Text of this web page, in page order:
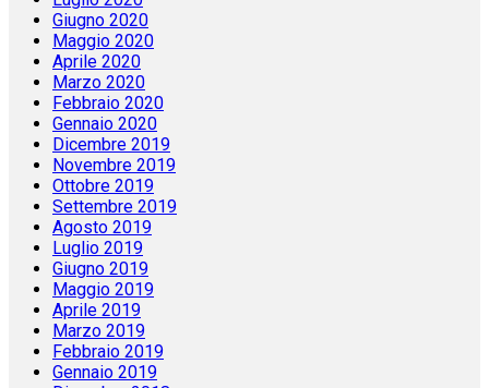
Giugno 2020
Maggio 2020
Aprile 2020
Marzo 2020
Febbraio 2020
Gennaio 2020
Dicembre 2019
Novembre 2019
Ottobre 2019
Settembre 2019
Agosto 2019
Luglio 2019
Giugno 2019
Maggio 2019
Aprile 2019
Marzo 2019
Febbraio 2019
Gennaio 2019